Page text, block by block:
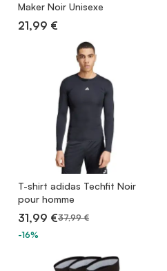
Maker Noir Unisexe
21,99 €
T-shirt adidas Techfit Noir
pour homme
31,99 €37,99 €
-16%